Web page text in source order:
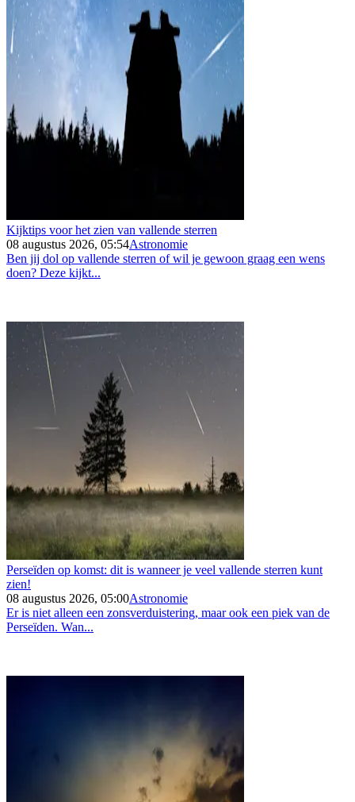
Kijktips voor het zien van vallende sterren
08 augustus 2026, 05:54Astronomie
Ben jij dol op vallende sterren of wil je gewoon graag een wens
doen? Deze kijkt...
Perseïden op komst: dit is wanneer je veel vallende sterren kunt
zien!
08 augustus 2026, 05:00Astronomie
Er is niet alleen een zonsverduistering, maar ook een piek van de
Perseïden. Wan...